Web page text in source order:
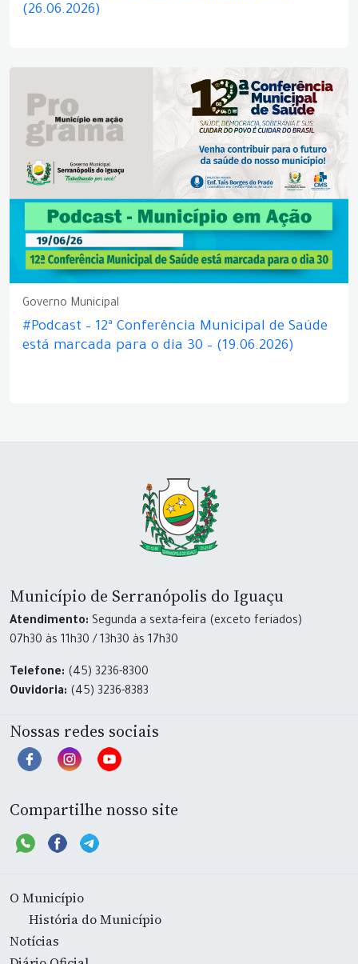
(26.06.2026)
Governo Municipal
#Podcast – 12ª Conferência Municipal de Saúde
está marcada para o dia 30 – (19.06.2026)
Município de Serranópolis do Iguaçu
Atendimento: Segunda a sexta-feira (exceto feriados)
07h30 às 11h30 / 13h30 às 17h30
Telefone: (45) 3236-8300
Ouvidoria: (45) 3236-8383
Nossas redes sociais
Compartilhe nosso site
O Município
História do Município
Notícias